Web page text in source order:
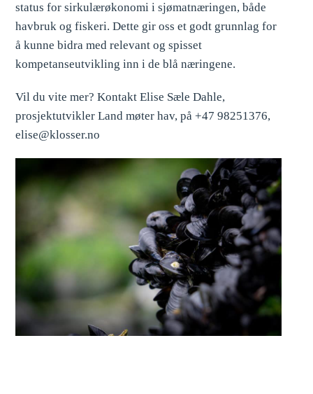
status for sirkulærøkonomi i sjømatnæringen, både
havbruk og fiskeri. Dette gir oss et godt grunnlag for
å kunne bidra med relevant og spisset
kompetanseutvikling inn i de blå næringene.
Vil du vite mer? Kontakt Elise Sæle Dahle,
prosjektutvikler Land møter hav, på +47 98251376,
elise@klosser.no